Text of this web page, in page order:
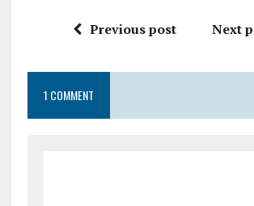
Previous post Next
1 COMMENT